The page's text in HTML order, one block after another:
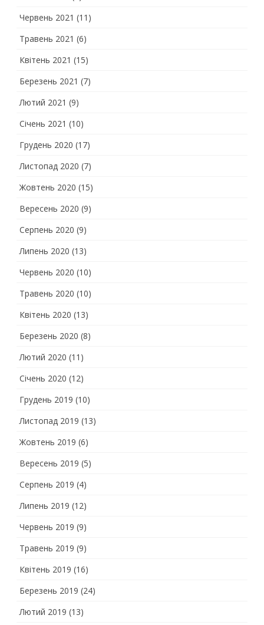
Червень 2021 (11)
Травень 2021 (6)
Квітень 2021 (15)
Березень 2021 (7)
Лютий 2021 (9)
Січень 2021 (10)
Грудень 2020 (17)
Листопад 2020 (7)
Жовтень 2020 (15)
Вересень 2020 (9)
Серпень 2020 (9)
Липень 2020 (13)
Червень 2020 (10)
Травень 2020 (10)
Квітень 2020 (13)
Березень 2020 (8)
Лютий 2020 (11)
Січень 2020 (12)
Грудень 2019 (10)
Листопад 2019 (13)
Жовтень 2019 (6)
Вересень 2019 (5)
Серпень 2019 (4)
Липень 2019 (12)
Червень 2019 (9)
Травень 2019 (9)
Квітень 2019 (16)
Березень 2019 (24)
Лютий 2019 (13)